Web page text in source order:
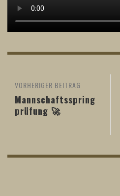
VORHERIGER BEITRAG
Mannschaftsspring
prüfung 🚀